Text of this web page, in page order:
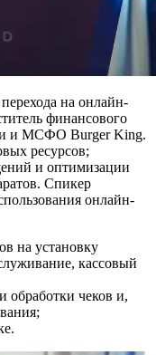
на онлайн-
финансового
и МСФО Burger King.
ресурсов;
и оптимизации
Спикер
онлайн-
на установку
кассовый
обработки чеков и,